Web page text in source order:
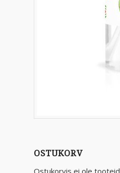
OSTUKORV
Ostukorvis ei ole tooteid.